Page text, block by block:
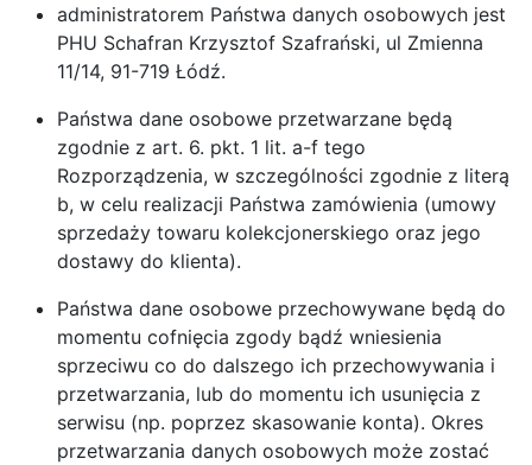
administratorem Państwa danych osobowych jest
PHU Schafran Krzysztof Szafrański, ul Zmienna
11/14, 91-719 Łódź.
Państwa dane osobowe przetwarzane będą
zgodnie z art. 6. pkt. 1 lit. a-f tego
Rozporządzenia, w szczególności zgodnie z literą
b, w celu realizacji Państwa zamówienia (umowy
sprzedaży towaru kolekcjonerskiego oraz jego
dostawy do klienta).
Państwa dane osobowe przechowywane będą do
momentu cofnięcia zgody bądź wniesienia
sprzeciwu co do dalszego ich przechowywania i
przetwarzania, lub do momentu ich usunięcia z
serwisu (np. poprzez skasowanie konta). Okres
przetwarzania danych osobowych może zostać